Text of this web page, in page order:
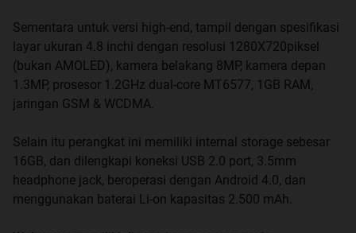
Sementara untuk versi high-end, tampil dengan spesifikasi
layar ukuran 4.8 inchi dengan resolusi 1280X720piksel
(bukan AMOLED), kamera belakang 8MP, kamera depan
1.3MP, prosesor 1.2GHz dual-core MT6577, 1GB RAM,
jaringan GSM & WCDMA.
Selain itu perangkat ini memiliki internal storage sebesar
16GB, dan dilengkapi koneksi USB 2.0 port, 3.5mm
headphone jack, beroperasi dengan Android 4.0, dan
menggunakan baterai Li-on kapasitas 2.500 mAh.